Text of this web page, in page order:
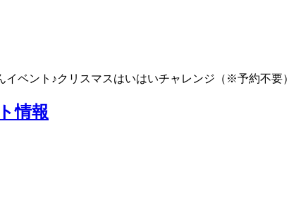
ベント♪クリスマスはいはいチャレンジ（※予約不要）
情報